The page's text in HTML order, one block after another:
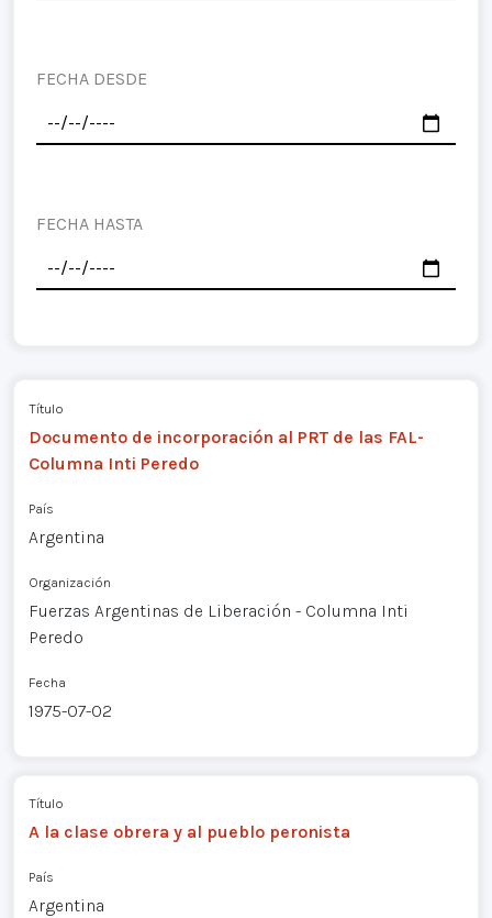
FECHA DESDE
FECHA HASTA
Título
Documento de incorporación al PRT de las FAL-
Columna Inti Peredo
País
Argentina
Organización
Fuerzas Argentinas de Liberación - Columna Inti
Peredo
Fecha
1975-07-02
Título
A la clase obrera y al pueblo peronista
País
Argentina